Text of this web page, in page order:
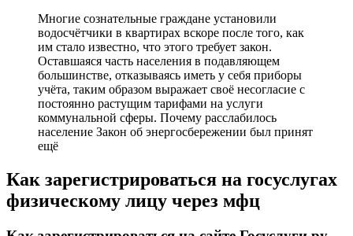
Многие сознательные граждане установили
водосчётчики в квартирах вскоре после того, как
им стало известно, что этого требует закон.
Оставшаяся часть населения в подавляющем
большинстве, отказываясь иметь у себя приборы
учёта, таким образом выражает своё несогласие с
постоянно растущим тарифами на услуги
коммунальной сферы. Почему расслабилось
население Закон об энергосбережении был принят
ещё
Как зарегистрироваться на госуслугах
физическому лицу через мфц